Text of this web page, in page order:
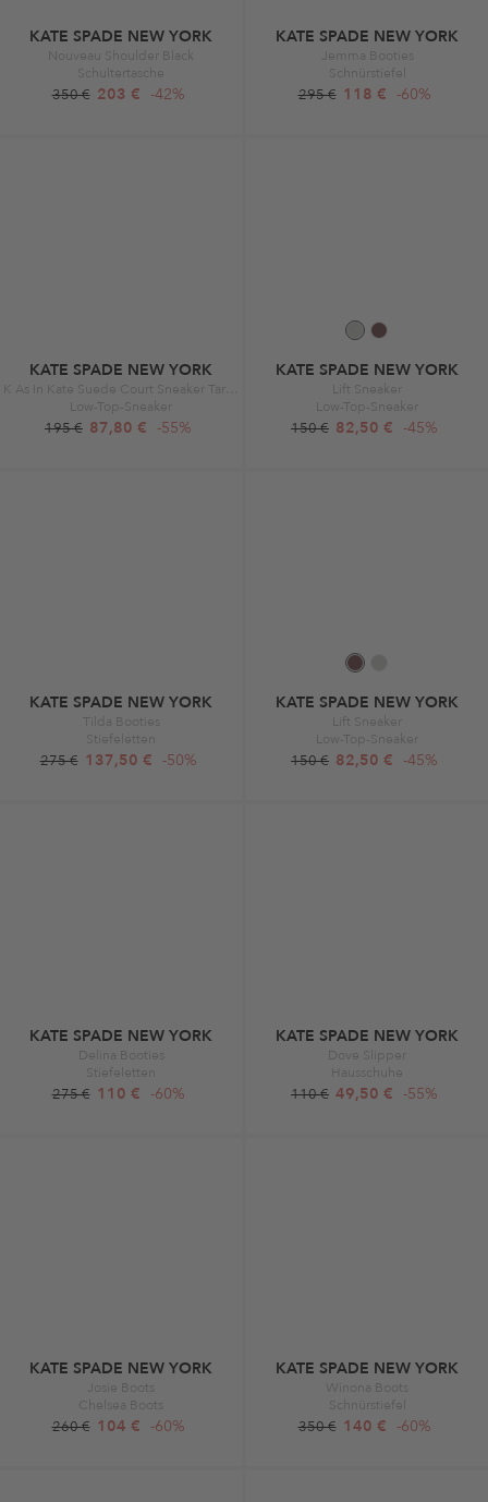
KATE SPADE NEW YORK
Nouveau Shoulder Black
Schultertasche
350 € 203 € -42%
KATE SPADE NEW YORK
Jemma Booties
Schnürstiefel
295 € 118 € -60%
KATE SPADE NEW YORK
Low-Top-Sneaker
195 € 87,80 € -55%
KATE SPADE NEW YORK
Lift Sneaker
Low-Top-Sneaker
150 € 82,50 € -45%
KATE SPADE NEW YORK
Tilda Booties
Stiefeletten
275 € 137,50 € -50%
KATE SPADE NEW YORK
Lift Sneaker
Low-Top-Sneaker
150 € 82,50 € -45%
KATE SPADE NEW YORK
Delina Booties
Stiefeletten
275 € 110 € -60%
KATE SPADE NEW YORK
Dove Slipper
Hausschuhe
110 € 49,50 € -55%
KATE SPADE NEW YORK
Josie Boots
Chelsea Boots
260 € 104 € -60%
KATE SPADE NEW YORK
Winona Boots
Schnürstiefel
350 € 140 € -60%